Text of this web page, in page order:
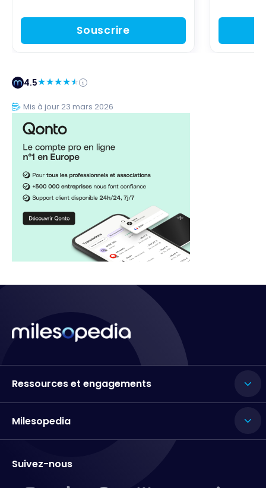
Souscrire
4.5
Mis à jour 23 mars 2026
Ressources et engagements
Milesopedia
Suivez-nous